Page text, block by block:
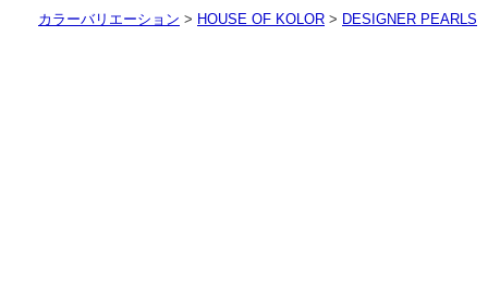
カラーバリエーション > HOUSE OF KOLOR > DESIGNER PEARLS